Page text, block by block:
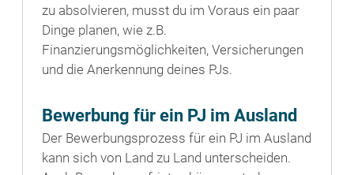
zu absolvieren, musst du im Voraus ein paar
Dinge planen, wie z.B.
Finanzierungsmöglichkeiten, Versicherungen
und die Anerkennung deines PJs.
Bewerbung für ein PJ im Ausland
Der Bewerbungsprozess für ein PJ im Ausland
kann sich von Land zu Land unterscheiden.